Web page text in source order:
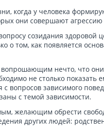
когда у человека
они совершают агрессию
созидания
о том, как появляется
нечто, что
не столько показать
зависимого
с темой зависимости.
желающим обрести
других людей: